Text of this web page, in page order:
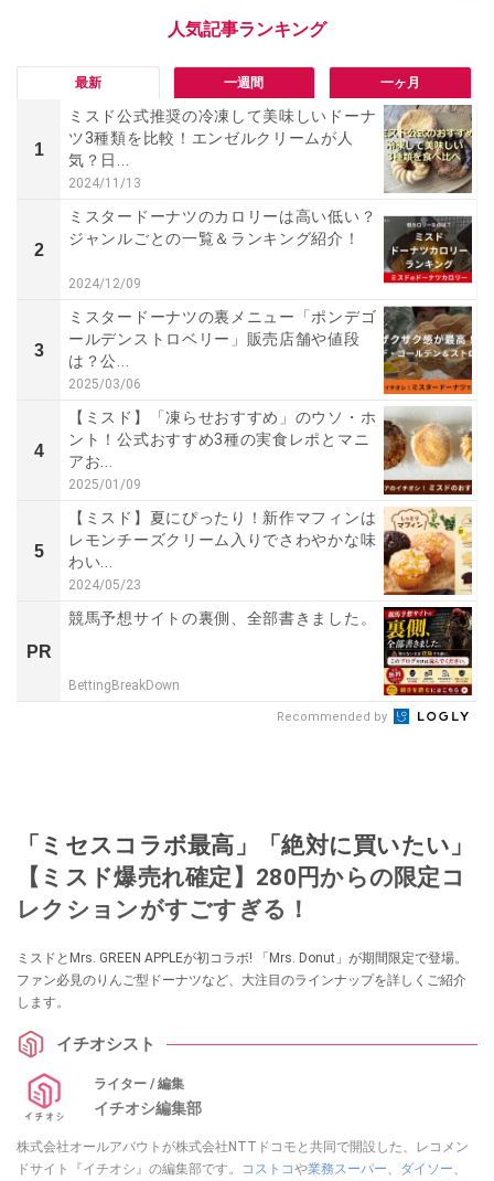
最新 一週間 一ヶ月
1
ミスド公式推奨の冷凍して美味しいドーナ
ツ3種類を比較！エンゼルクリームが人
気？日...
2024/11/13
2
ミスタードーナツのカロリーは高い低い？
ジャンルごとの一覧＆ランキング紹介！
2024/12/09
3
ミスタードーナツの裏メニュー「ポンデゴ
ールデンストロベリー」販売店舗や値段
は？公...
2025/03/06
4
【ミスド】「凍らせおすすめ」のウソ・ホ
ント！公式おすすめ3種の実食レポとマニ
アお...
2025/01/09
5
【ミスド】夏にぴったり！新作マフィンは
レモンチーズクリーム入りでさわやかな味
わい...
2024/05/23
PR
競馬予想サイトの裏側、全部書きました。
BettingBreakDown
Recommended by
「ミセスコラボ最高」「絶対に買いたい」
【ミスド爆売れ確定】280円からの限定コ
レクションがすごすぎる！
ミスドとMrs. GREEN APPLEが初コラボ! 「Mrs. Donut」が期間限定で登場。
ファン必見のりんご型ドーナツなど、大注目のラインナップを詳しくご紹介
します。
イチオシスト
ライター / 編集
イチオシ編集部
株式会社オールアバウトが株式会社NTTドコモと共同で開設した、レコメン
ドサイト『イチオシ』の編集部です。
コストコや業務スーパー、 ダイソー、